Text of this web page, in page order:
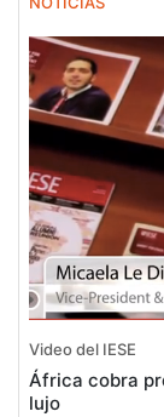
Video del IESE
África cobra
lujo